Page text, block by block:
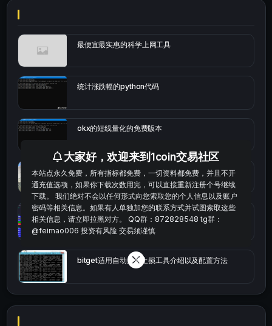
最便宜最实惠的科学上网工具
统计涨跌幅的python代码
okx的短线量化的免费版本
bybit安卓端
Multi-indicator Resonance 多指标共振趋势自动交
易系统（持续更新）
bitget适用自动止盈止损工具介绍以及配置方法
大家好，欢迎来到1coin交易社区
本站点永久免费，所有指标都免费，一切资料都免费，并且不开
通充值选项，如果你下载次数用完，可以直接重新注册个号继续
下载。 我们绝对不会以任何形式向您索取您的个人信息以及账户
密码等相关信息。如果有人单独加您的联系方式并试图索取这些
相关信息，请立即拉黑对方。 QQ群：872828548 tg群：
@feimao006 投资有风险 交易须谨慎